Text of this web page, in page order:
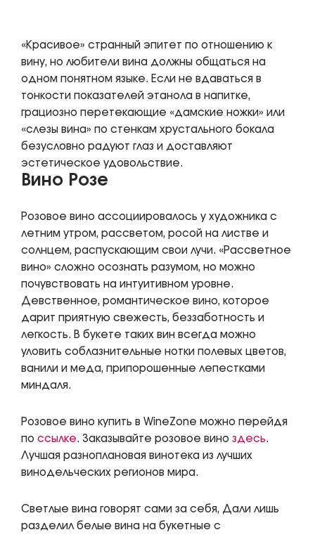
«Красивое» странный эпитет по отношению к
вину, но любители вина должны общаться на
одном понятном языке. Если не вдаваться в
тонкости показателей этанола в напитке,
грациозно перетекающие «дамские ножки» или
«слезы вина» по стенкам хрустального бокала
безусловно радуют глаз и доставляют
эстетическое удовольствие.
Вино Розе
Розовое вино ассоциировалось у художника с
летним утром, рассветом, росой на листве и
солнцем, распускающим свои лучи. «Рассветное
вино» сложно осознать разумом, но можно
почувствовать на интуитивном уровне.
Девственное, романтическое вино, которое
дарит приятную свежесть, беззаботность и
легкость. В букете таких вин всегда можно
уловить соблазнительные нотки полевых цветов,
ванили и меда, припорошенные лепестками
миндаля.
Розовое вино купить в WineZone можно перейдя
по ссылке. Заказывайте розовое вино здесь.
Лучшая разноплановая винотека из лучших
винодельческих регионов мира.
Светлые вина говорят сами за себя, Дали лишь
разделил белые вина на букетные с